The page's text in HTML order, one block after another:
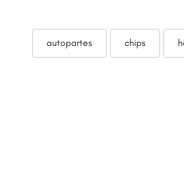
autopartes chips